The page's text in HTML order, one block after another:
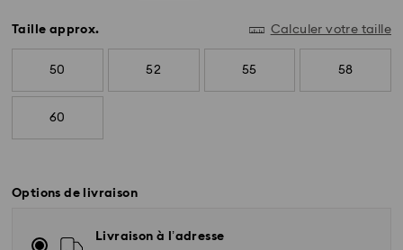
Taille approx. Calculer votre taille
50 52 55 58
60
Options de livraison
Livraison à l’adresse